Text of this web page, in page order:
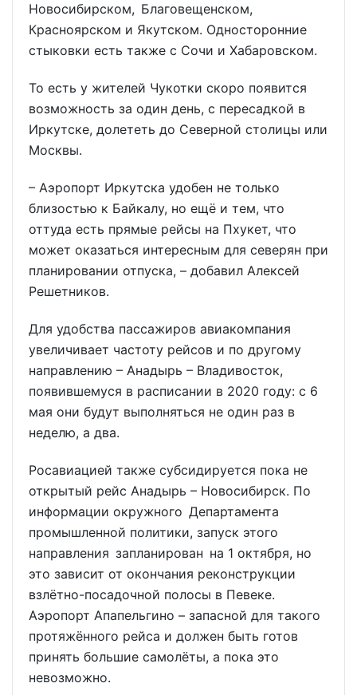
Новосибирском, Благовещенском,
Красноярском и Якутском. Односторонние
стыковки есть также с Сочи и Хабаровском.
То есть у жителей Чукотки скоро появится
возможность за один день, с пересадкой в
Иркутске, долететь до Северной столицы или
Москвы.
– Аэропорт Иркутска удобен не только
близостью к Байкалу, но ещё и тем, что
оттуда есть прямые рейсы на Пхукет, что
может оказаться интересным для северян при
планировании отпуска, – добавил Алексей
Решетников.
Для удобства пассажиров авиакомпания
увеличивает частоту рейсов и по другому
направлению – Анадырь – Владивосток,
появившемуся в расписании в 2020 году: с 6
мая они будут выполняться не один раз в
неделю, а два.
Росавиацией также субсидируется пока не
открытый рейс Анадырь – Новосибирск. По
информации окружного Департамента
промышленной политики, запуск этого
направления запланирован на 1 октября, но
это зависит от окончания реконструкции
взлётно-посадочной полосы в Певеке.
Аэропорт Апапельгино – запасной для такого
протяжённого рейса и должен быть готов
принять большие самолёты, а пока это
невозможно.